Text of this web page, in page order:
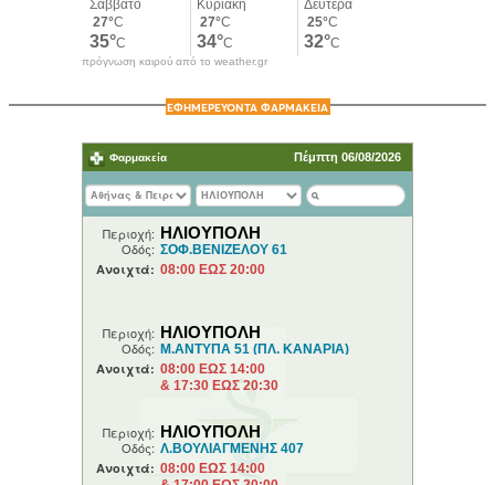
πρόγνωση καιρού από το weather.gr
ΕΦΗΜΕΡΕΥΟΝΤΑ ΦΑΡΜΑΚΕΙΑ